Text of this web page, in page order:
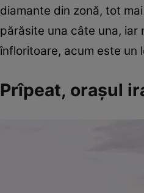
diamante din zonă, tot
părăsite una câte una, iar
înfloritoare, acum este
Prîpeat, oraşul